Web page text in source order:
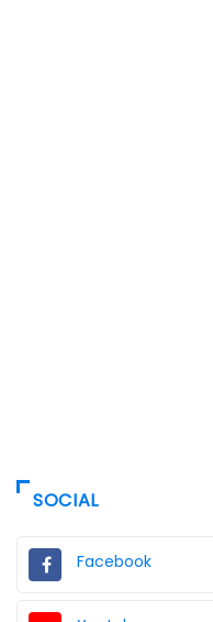
SOCIAL
Facebook